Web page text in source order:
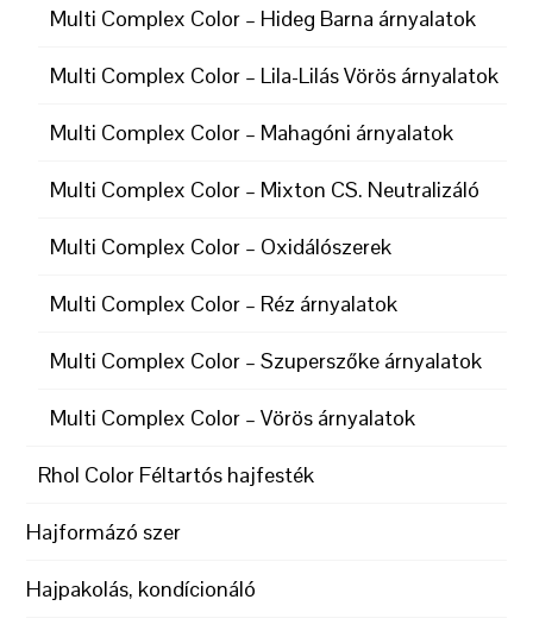
Multi Complex Color – Hideg Barna árnyalatok
Multi Complex Color – Lila-Lilás Vörös árnyalatok
Multi Complex Color – Mahagóni árnyalatok
Multi Complex Color – Mixton CS. Neutralizáló
Multi Complex Color – Oxidálószerek
Multi Complex Color – Réz árnyalatok
Multi Complex Color – Szuperszőke árnyalatok
Multi Complex Color – Vörös árnyalatok
Rhol Color Féltartós hajfesték
Hajformázó szer
Hajpakolás, kondícionáló